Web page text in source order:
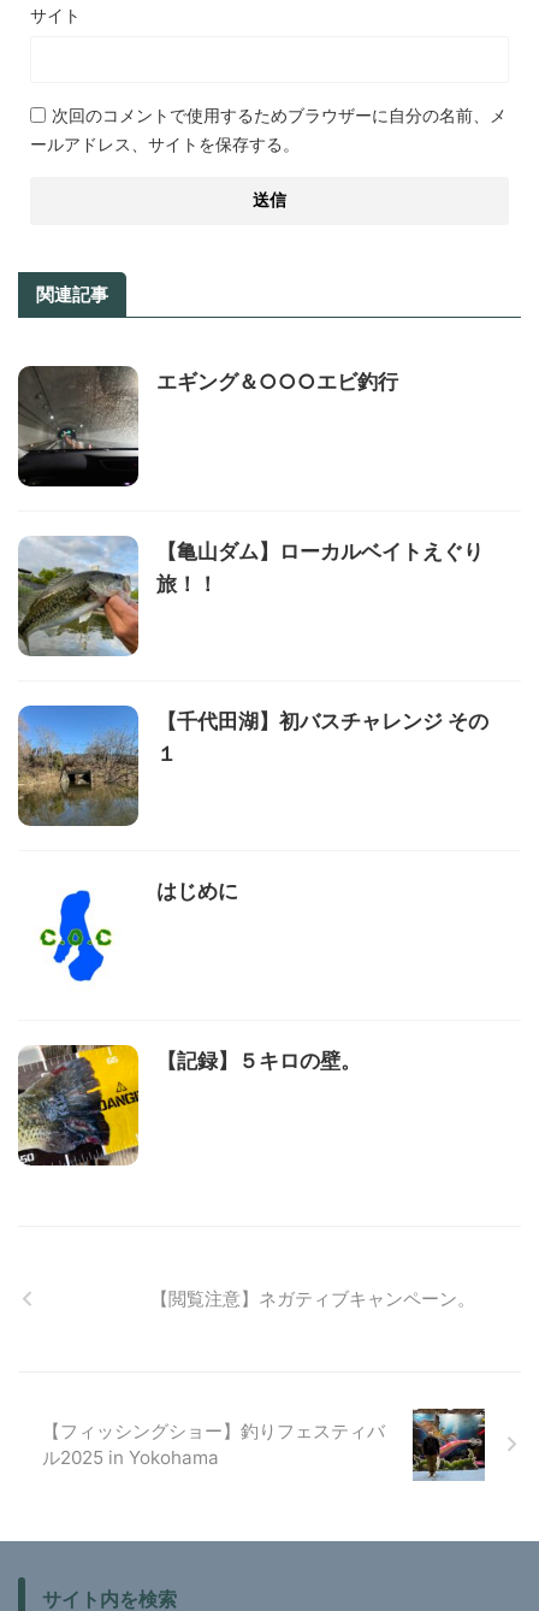
サイト
次回のコメントで使用するためブラウザーに自分の名前、メ
ールアドレス、サイトを保存する。
関連記事
エギング＆○○○エビ釣行
【亀山ダム】ローカルベイトえぐり
旅！！
【千代田湖】初バスチャレンジ その
１
はじめに
【記録】５キロの壁。
【閲覧注意】ネガティブキャンペーン。
【フィッシングショー】釣りフェスティバ
ル2025 in Yokohama
サイト内を検索